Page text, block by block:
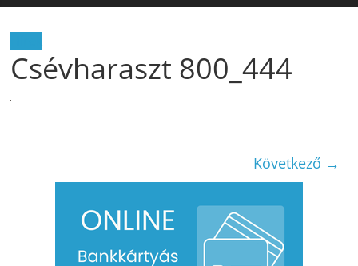
Csévharaszt 800_444
Következő →